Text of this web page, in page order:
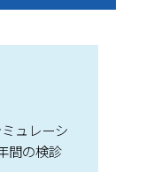
ュレーシ
間の検診